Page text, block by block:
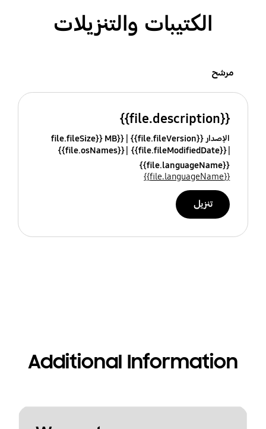
الكتيبات والتنزيلات
مرشح
{{file.description}}
الإصدار {{file.fileVersion}}
{{file.fileSize}} MB
{{file.fileModifiedDate}}
{{file.osNames}}
{{file.languageName}}
{{file.languageName}}
تنزيل
Additional Information